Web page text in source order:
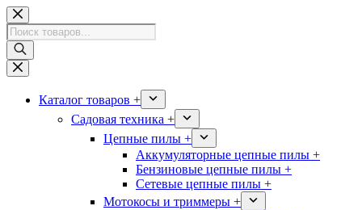
Перейти
к
сути
Поиск
товаров
Каталог товаров +
Садовая техника +
Цепные пилы +
Аккумуляторные цепные пилы +
Бензиновые цепные пилы +
Сетевые цепные пилы +
Мотокосы и триммеры +